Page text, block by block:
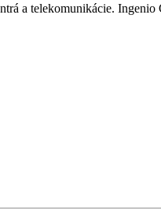
a telekomunikácie.